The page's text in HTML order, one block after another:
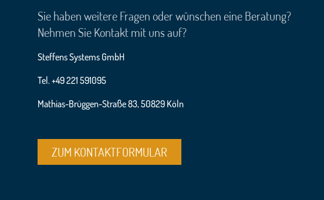
Sie haben weitere Fragen oder wünschen eine Beratung?
Nehmen Sie Kontakt mit uns auf?
Steffens Systems GmbH
Tel. +49 221 591095
Mathias-Brüggen-Straße 83, 50829 Köln
ZUM KONTAKTFORMULAR